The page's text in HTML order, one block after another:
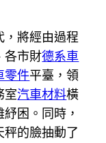
，將經由過程
各市財德系車
零件平臺，領
室汽車材料橫
困。同時，
的臉抽動了